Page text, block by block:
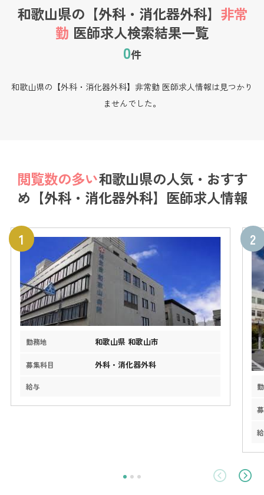
和歌山県の【外科・消化器外科】 非常
勤 医師求人検索結果一覧
0件
和歌山県の【外科・消化器外科】非常勤 医師求人情報は見つかり
ませんでした。
閲覧数の多い和歌山県の人気・おすす
め【外科・消化器外科】医師求人情報
勤務地 和歌山県 和歌山市
募集科目 外科・消化器外科
給与